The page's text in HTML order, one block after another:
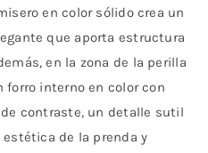
en color sólido crea un
que aporta estructura
en la zona de la perilla
forro interno en color con
contraste, un detalle sutil
estética de la prenda y